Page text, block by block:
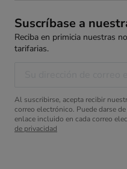
Suscríbase a
Reciba en primicia nuestras
tarifarias.
Al suscribirse, acepta recibir
correo electrónico. Puede darse
enlace incluido en cada correo
de privacidad